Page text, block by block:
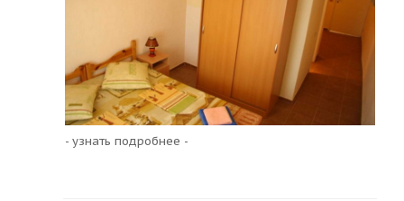
- узнать подробнее -